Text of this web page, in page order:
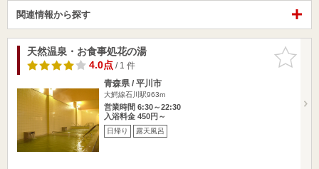
関連情報から探す
お気に入
りに追加
天然温泉・お食事処花の湯
4.0点/ 1 件
青森県 / 平川市
大鰐線石川駅963m
営業時間 6:30～22:30
入浴料金 450円～
日帰り 露天風呂